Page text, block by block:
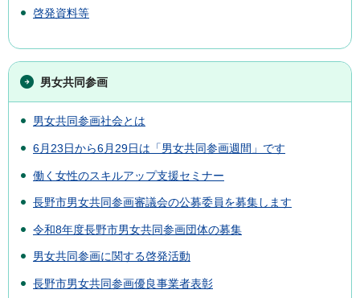
啓発資料等
男女共同参画
男女共同参画社会とは
6月23日から6月29日は「男女共同参画週間」です
働く女性のスキルアップ支援セミナー
長野市男女共同参画審議会の公募委員を募集します
令和8年度長野市男女共同参画団体の募集
男女共同参画に関する啓発活動
長野市男女共同参画優良事業者表彰